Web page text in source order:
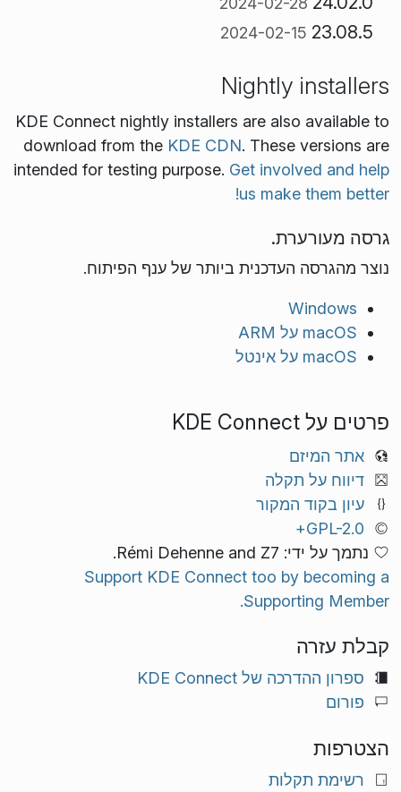
23.08.5
2024-02-15
Nightly installers
KDE Connect nightly installers are also available to
download from the KDE CDN. These versions are
intended for testing purpose. Get involved and help
us make them better!
גרסה מעורערת.
נוצר מהגרסה העדכנית ביותר של ענף הפיתוח.
Windows
macOS על ARM
macOS על אינטל
פרטים על KDE Connect
אתר המיזם
דיווח על תקלה
עיון בקוד המקור
GPL-2.0+
נתמך על ידי: Rémi Dehenne and Z7.
Support KDE Connect too by becoming a
Supporting Member.
קבלת עזרה
ספרון ההדרכה של KDE Connect
פורום
הצטרפות
רשימת תקלות